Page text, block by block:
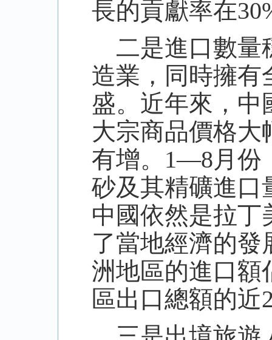
長的貢獻率在
二是進口數量
造業，同時擁有
盛。近年來，中
大宗商品價格大
有增。 1—8月份
砂及其精礦進口
中國依然是拉丁
了當地經濟的發
洲地區的進口額
區出口總額的近